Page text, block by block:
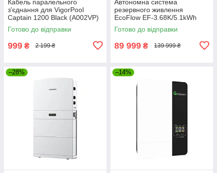
Кабель паралельного
з'єднання для VigorPool
Captain 1200 Black (A002VP)
Готово до відправки
999 ₴ 2 199 ₴
Автономна система
резервного живлення
EcoFlow EF-3.68K/5.1kWh
інвертор + батарея +
підставка під батарею (EF-
Готово до відправки
89 999 ₴ 139 999 ₴
–28% –14%